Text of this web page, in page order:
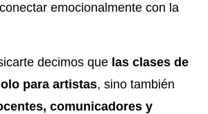
emocionalmente con la
decimos que las clases de
para artistas, sino también
comunicadores y